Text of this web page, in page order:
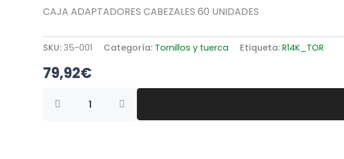
CAJA ADAPTADORES CABEZALES 60 UNIDADES
SKU: 35-001 Categoría: Tornillos y tuerca Etiqueta: R14K_TOR
79,92€
ADAPTADORES